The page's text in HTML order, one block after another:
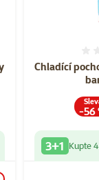
6
Chladící
-56
3+1 Kupte